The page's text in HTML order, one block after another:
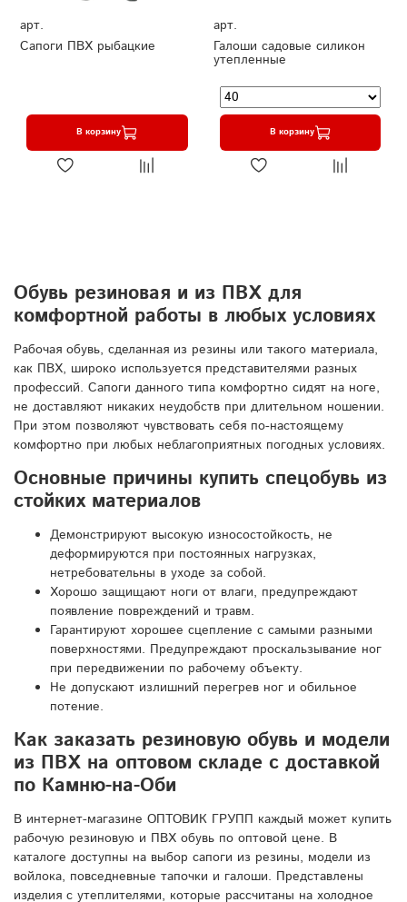
арт.
Сапоги ПВХ рыбацкие
В корзину
арт.
Галоши садовые силикон
утепленные
В корзину
Обувь резиновая и из ПВХ для
комфортной работы в любых условиях
Рабочая обувь, сделанная из резины или такого материала,
как ПВХ, широко используется представителями разных
профессий. Сапоги данного типа комфортно сидят на ноге,
не доставляют никаких неудобств при длительном ношении.
При этом позволяют чувствовать себя по-настоящему
комфортно при любых неблагоприятных погодных условиях.
Основные причины купить спецобувь из
стойких материалов
Демонстрируют высокую износостойкость, не
деформируются при постоянных нагрузках,
нетребовательны в уходе за собой.
Хорошо защищают ноги от влаги, предупреждают
появление повреждений и травм.
Гарантируют хорошее сцепление с самыми разными
поверхностями. Предупреждают проскальзывание ног
при передвижении по рабочему объекту.
Не допускают излишний перегрев ног и обильное
потение.
Как заказать резиновую обувь и модели
из ПВХ на оптовом складе с доставкой
по Камню-на-Оби
В интернет-магазине ОПТОВИК ГРУПП каждый может купить
рабочую резиновую и ПВХ обувь по оптовой цене. В
каталоге доступны на выбор сапоги из резины, модели из
войлока, повседневные тапочки и галоши. Представлены
изделия с утеплителями, которые рассчитаны на холодное